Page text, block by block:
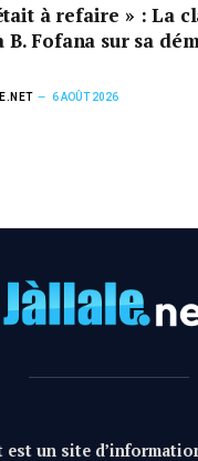
à refaire » : La
B. Fofana sur sa
6 AOÛT 2026
est un site